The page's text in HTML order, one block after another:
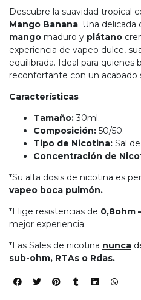
Descubre la suavidad tropical
Mango Banana. Una
mango maduro y plátano
experiencia de vapeo dulce,
equilibrada. Ideal para quienes
reconfortante con un acabado
Características
Tamaño:30ml.
Composición: 50/50.
Tipo de Nicotina: Sal
Concentración de
*Su alta dosis de nicotina es
vapeo boca pulmón.
*Elige resistencias de 0,8ohm
mejor experiencia.
*Las Sales de nicotina nunca
sub-ohm, RTAs o Rdas.